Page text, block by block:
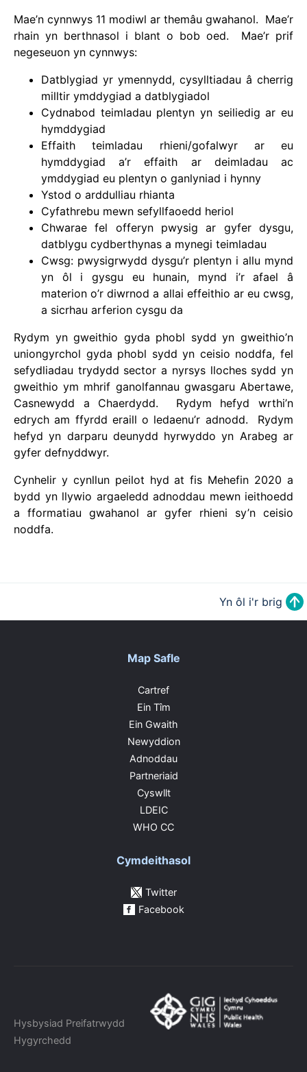
Mae’n cynnwys 11 modiwl ar themâu gwahanol. Mae’r
rhain yn berthnasol i blant o bob oed. Mae’r prif
negeseuon yn cynnwys:
Datblygiad yr ymennydd, cysylltiadau â cherrig
milltir ymddygiad a datblygiadol
Cydnabod teimladau plentyn yn seiliedig ar eu
hymddygiad
Effaith teimladau rhieni/gofalwyr ar eu
hymddygiad a’r effaith ar deimladau ac
ymddygiad eu plentyn o ganlyniad i hynny
Ystod o arddulliau rhianta
Cyfathrebu mewn sefyllfaoedd heriol
Chwarae fel offeryn pwysig ar gyfer dysgu,
datblygu cydberthynas a mynegi teimladau
Cwsg: pwysigrwydd dysgu’r plentyn i allu mynd
yn ôl i gysgu eu hunain, mynd i’r afael â
materion o’r diwrnod a allai effeithio ar eu cwsg,
a sicrhau arferion cysgu da
Rydym yn gweithio gyda phobl sydd yn gweithio’n
uniongyrchol gyda phobl sydd yn ceisio noddfa, fel
sefydliadau trydydd sector a nyrsys lloches sydd yn
gweithio ym mhrif ganolfannau gwasgaru Abertawe,
Casnewydd a Chaerdydd. Rydym hefyd wrthi’n
edrych am ffyrdd eraill o ledaenu’r adnodd. Rydym
hefyd yn darparu deunydd hyrwyddo yn Arabeg ar
gyfer defnyddwyr.
Cynhelir y cynllun peilot hyd at fis Mehefin 2020 a
bydd yn llywio argaeledd adnoddau mewn ieithoedd
a fformatiau gwahanol ar gyfer rhieni sy’n ceisio
noddfa.
Yn ôl i'r brig
Map Safle
Cartref
Ein Tîm
Ein Gwaith
Newyddion
Adnoddau
Partneriaid
Cyswllt
LDEIC
WHO CC
Cymdeithasol
Twitter
Facebook
Hysbysiad Preifatrwydd
Hygyrchedd